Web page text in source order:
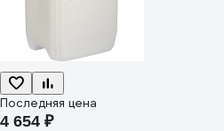
Последняя цена
4 654 ₽